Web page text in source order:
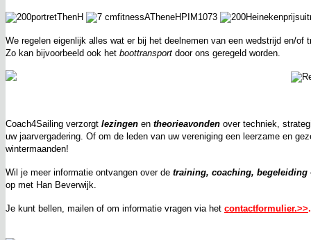
We regelen eigenlijk alles wat er bij het deelnemen van een wedstrijd en/of
Zo kan bijvoorbeeld ook het boottransport door ons geregeld worden.
Coach4Sailing verzorgt lezingen en theorieavonden over techniek,
uw jaarvergadering. Of om de leden van uw vereniging een leerzame en
wintermaanden!
Wil je meer informatie ontvangen over de training, coaching, begeleiding
op met Han Beverwijk.
Je kunt bellen, mailen of om informatie vragen via het contactformulier.>>.